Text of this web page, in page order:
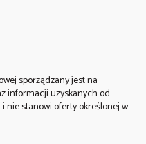
sporządzany jest na
informacji uzyskanych od
nie stanowi oferty określonej w